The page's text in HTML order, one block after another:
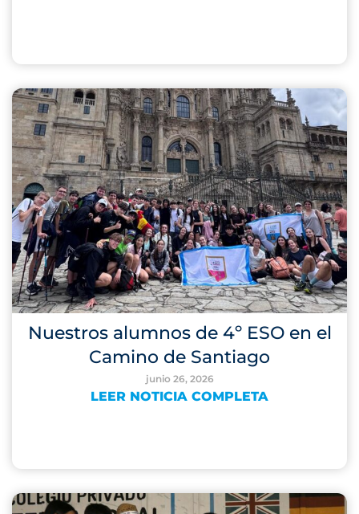
Nuestros alumnos de 4º ESO en el
Camino de Santiago
junio 26, 2026
LEER NOTICIA COMPLETA